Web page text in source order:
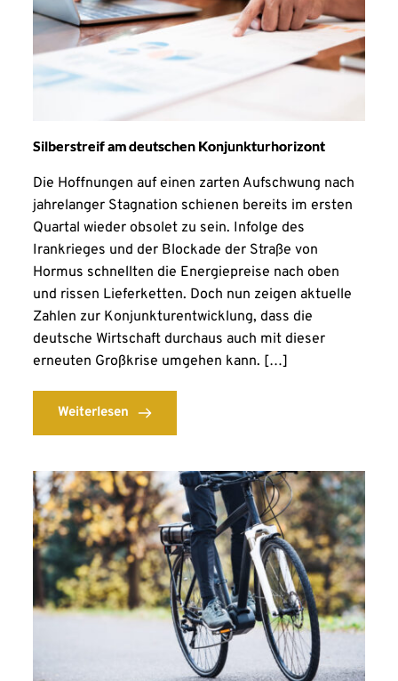
Silberstreif am deutschen Konjunkturhorizont
Die Hoffnungen auf einen zarten Aufschwung nach
jahrelanger Stagnation schienen bereits im ersten
Quartal wieder obsolet zu sein. Infolge des
Irankrieges und der Blockade der Straße von
Hormus schnellten die Energiepreise nach oben
und rissen Lieferketten. Doch nun zeigen aktuelle
Zahlen zur Konjunkturentwicklung, dass die
deutsche Wirtschaft durchaus auch mit dieser
erneuten Großkrise umgehen kann. […]
Weiterlesen